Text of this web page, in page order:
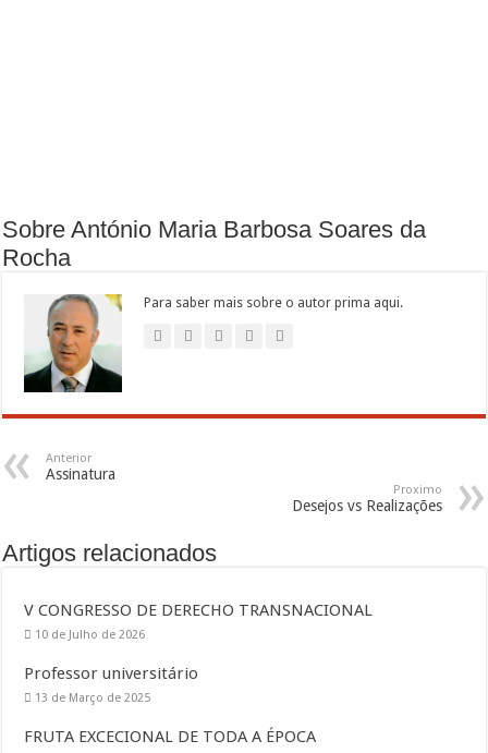
Sobre António Maria Barbosa Soares da
Rocha
Para saber mais sobre o autor prima aqui.
Anterior
Assinatura
Proximo
Desejos vs Realizações
Artigos relacionados
V CONGRESSO DE DERECHO TRANSNACIONAL
10 de Julho de 2026
Professor universitário
13 de Março de 2025
FRUTA EXCECIONAL DE TODA A ÉPOCA